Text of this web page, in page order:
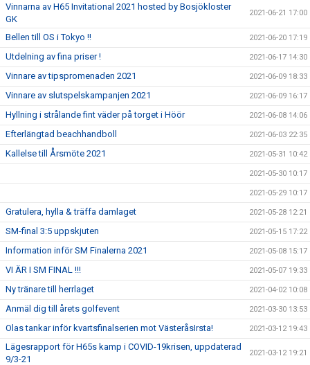
Vinnarna av H65 Invitational 2021 hosted by Bosjökloster
GK
2021-06-21 17:00
Bellen till OS i Tokyo !! 2021-06-20 17:19
Utdelning av fina priser ! 2021-06-17 14:30
Vinnare av tipspromenaden 2021 2021-06-09 18:33
Vinnare av slutspelskampanjen 2021 2021-06-09 16:17
Hyllning i strålande fint väder på torget i Höör 2021-06-08 14:06
Efterlängtad beachhandboll 2021-06-03 22:35
Kallelse till Årsmöte 2021 2021-05-31 10:42
2021-05-30 10:17
2021-05-29 10:17
Gratulera, hylla & träffa damlaget 2021-05-28 12:21
SM-final 3:5 uppskjuten 2021-05-15 17:22
Information inför SM Finalerna 2021 2021-05-08 15:17
VI ÄR I SM FINAL !!! 2021-05-07 19:33
Ny tränare till herrlaget 2021-04-02 10:08
Anmäl dig till årets golfevent 2021-03-30 13:53
Olas tankar inför kvartsfinalserien mot VästeråsIrsta! 2021-03-12 19:43
Lägesrapport för H65s kamp i COVID-19krisen, uppdaterad
9/3-21
2021-03-12 19:21